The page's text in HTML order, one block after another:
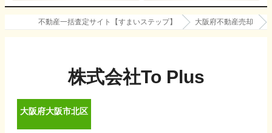
不動産一括査定サイト【すまいステップ】 大阪府不動産売却
株式会社To Plus
大阪府大阪市北区